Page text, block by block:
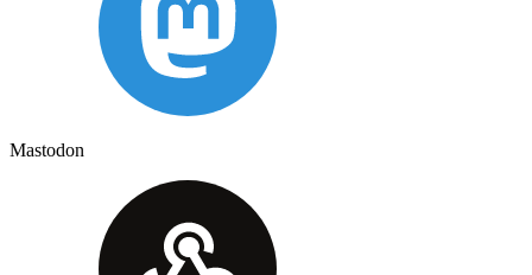
Mastodon